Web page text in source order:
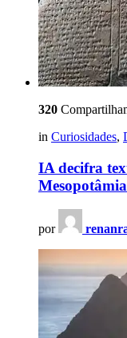
320
in Curiosidades,
IA decifra
Mesopotâmia
por